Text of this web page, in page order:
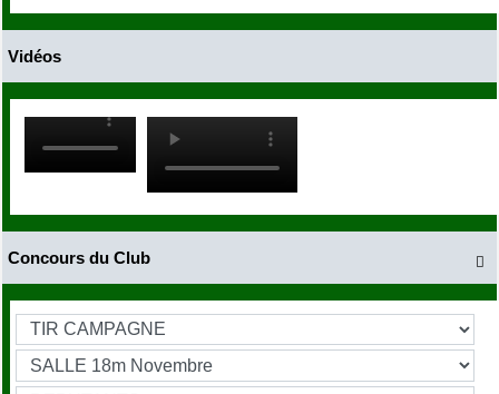
Vidéos

Concours du Club